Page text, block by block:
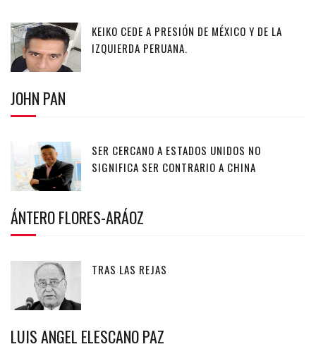
KEIKO CEDE A PRESIÓN DE MÉXICO Y DE LA
IZQUIERDA PERUANA.
JOHN PAN
SER CERCANO A ESTADOS UNIDOS NO
SIGNIFICA SER CONTRARIO A CHINA
ÁNTERO FLORES-ARÁOZ
TRAS LAS REJAS
LUIS ANGEL ELESCANO PAZ